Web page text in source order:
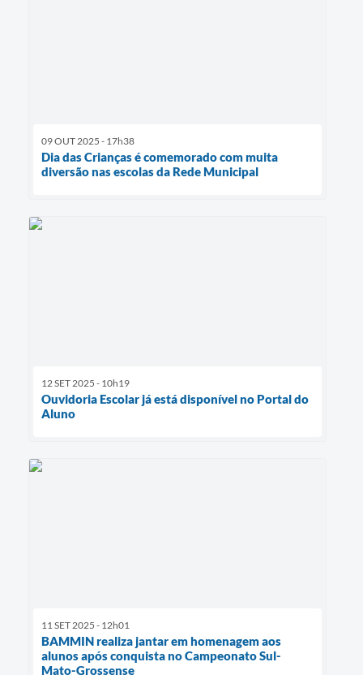
09 OUT 2025 - 17h38
Dia das Crianças é comemorado com muita
diversão nas escolas da Rede Municipal
12 SET 2025 - 10h19
Ouvidoria Escolar já está disponível no Portal do
Aluno
11 SET 2025 - 12h01
BAMMIN realiza jantar em homenagem aos
alunos após conquista no Campeonato Sul-
Mato-Grossense